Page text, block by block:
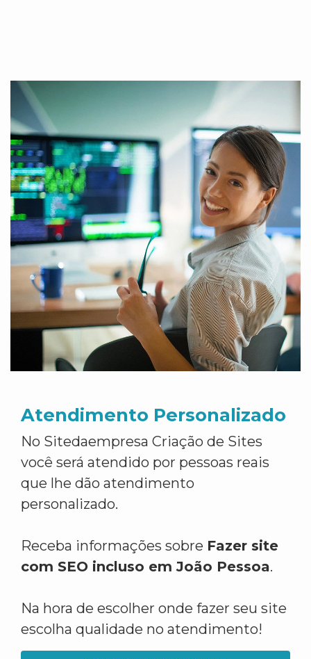
Atendimento Personalizado
No Sitedaempresa Criação de Sites
você será atendido por pessoas reais
que lhe dão atendimento
personalizado.
Receba informações sobre Fazer site
com SEO incluso em João Pessoa.
Na hora de escolher onde fazer seu site
escolha qualidade no atendimento!